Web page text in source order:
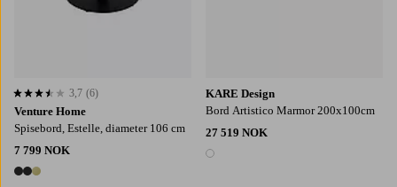
Venture Home
Spisebord, Estelle, diameter 106 cm
7 799 NOK
3 farger
3,7 basert på 6 karaktergivninger
3,7 (6)
KARE Design
Bord Artistico Marmor 200x100cm
27 519 NOK
1 farge